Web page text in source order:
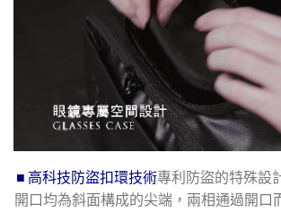
■ 高科技防盜扣環技術專利防盜的特殊設
開口均為斜面構成的尖端，兩相通過開口